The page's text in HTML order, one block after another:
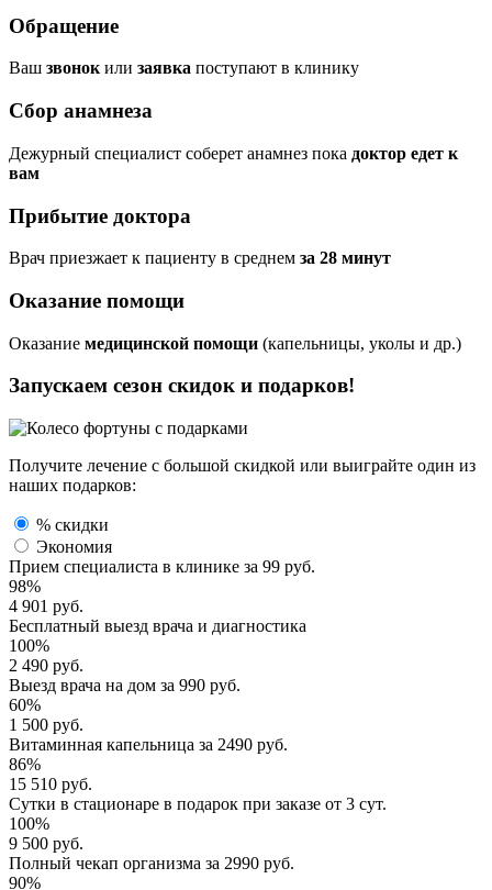
Обращение
Ваш звонокили заявка поступают в клинику
Сбор анамнеза
Дежурный специалист соберет анамнез пока доктор едет к
вам
Прибытие доктора
Врач приезжает к пациенту в среднем за 28 минут
Оказание помощи
Оказание медицинской помощи (капельницы, уколы и др.)
Запускаем сезон скидок и подарков!
Получите лечение с большой скидкой или выиграйте один из
наших подарков:
% скидки
Экономия
Прием специалиста в клинике за 99 руб.
98%
4 901 руб.
Бесплатный выезд врача и диагностика
100%
2 490 руб.
Выезд врача на дом за 990 руб.
60%
1 500 руб.
Витаминная капельница за 2490 руб.
86%
15 510 руб.
Сутки в стационаре в подарок при заказе от 3 сут.
100%
9 500 руб.
Полный чекап организма за 2990 руб.
90%